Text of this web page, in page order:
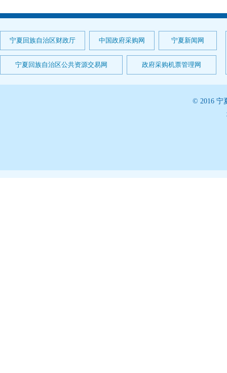
宁夏回族自治区财政厅 中国政府采购网 宁夏新闻网
宁夏回族自治区公共资源交易网 政府采购机票管理网
© 2016 宁